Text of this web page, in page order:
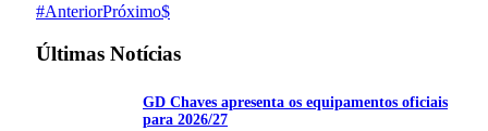
AnteriorPróximo
Últimas Notícias
GD Chaves apresenta os equipamentos oficiais
para 2026/27